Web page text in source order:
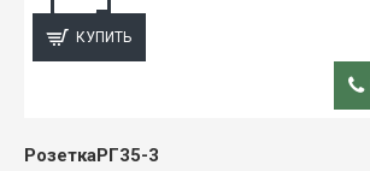
КУПИТЬ
РозеткаРГ35-3